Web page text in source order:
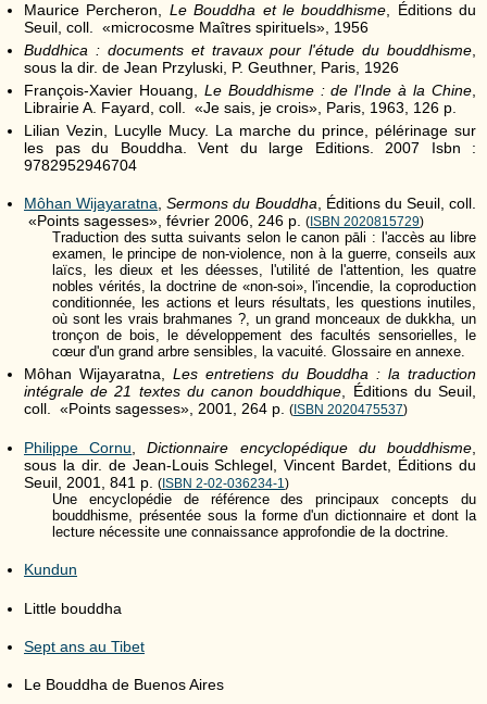
Maurice Percheron, Le Bouddha et le bouddhisme , Éditions du
Seuil, coll. «microcosme Maîtres spirituels», 1956
Buddhica : documents et travaux pour l'étude du bouddhisme
sous la dir. de Jean Przyluski, P. Geuthner, Paris, 1926
François-Xavier Houang, Le Bouddhisme : de l'Inde à la Chine
Librairie A. Fayard, coll. «Je sais, je crois», Paris, 1963, 126 p.
Lilian Vezin, Lucylle Mucy. La marche du prince, pélérinage sur
les pas du Bouddha. Vent du large Editions. 2007 Isbn :
9782952946704
Môhan Wijayaratna,Sermons du Bouddha, Éditions du Seuil, coll.
«Points sagesses», février 2006, 246 p. ( ISBN 2020815729)
Traduction des sutta suivants selon le canon pāli : l'accès au libre
examen, le principe de non-violence, non à la guerre, conseils aux
laïcs, les dieux et les déesses, l'utilité de l'attention, les quatre
nobles vérités, la doctrine de «non-soi», l'incendie, la coproduction
conditionnée, les actions et leurs résultats, les questions inutiles,
où sont les vrais brahmanes ?, un grand monceaux de dukkha, un
tronçon de bois, le développement des facultés sensorielles, le
cœur d'un grand arbre sensibles, la vacuité. Glossaire en annexe.
Môhan Wijayaratna, Les entretiens du Bouddha : la traduction
intégrale de 21 textes du canon bouddhique, Éditions du Seuil,
coll. «Points sagesses», 2001, 264 p. ( ISBN 2020475537)
Philippe Cornu ,Dictionnaire encyclopédique du bouddhisme
sous la dir. de Jean-Louis Schlegel, Vincent Bardet, Éditions du
Seuil, 2001, 841 p. (ISBN 2-02-036234-1)
Une encyclopédie de référence des principaux concepts du
bouddhisme, présentée sous la forme d'un dictionnaire et dont la
lecture nécessite une connaissance approfondie de la doctrine.
Kundun
Little bouddha
Sept ans au Tibet
Le Bouddha de Buenos Aires